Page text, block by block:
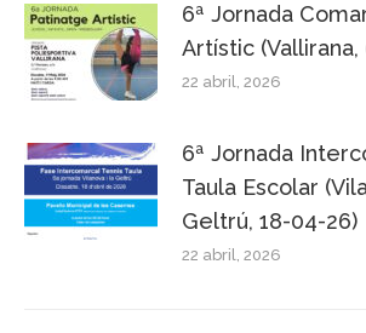
6ª Jornada
Artístic
22 abril, 2026
6ª Jornada
Taula Escolar
Geltrú, 18-04-26)
22 abril, 2026